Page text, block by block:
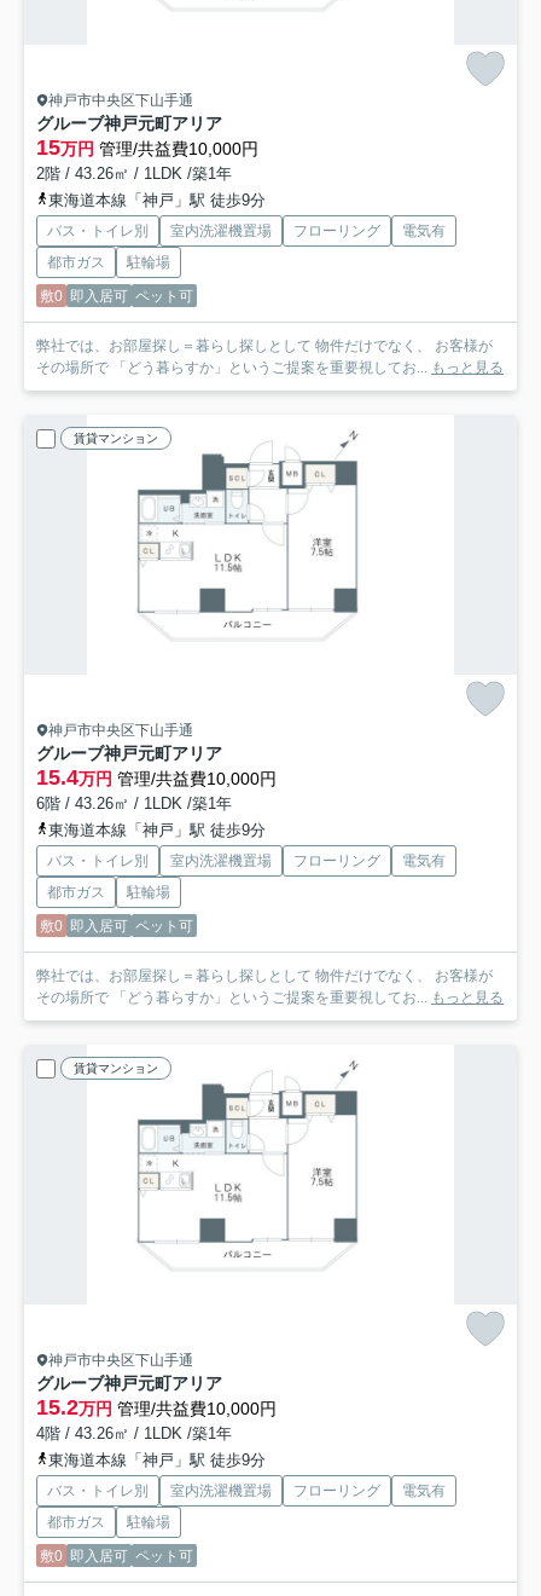
神戸市中央区下山手通
グルーブ神戸元町アリア
15万円 管理/共益費10,000円
2階 / 43.26㎡ / 1LDK /築1年
東海道本線「神戸」駅 徒歩9分
バス・トイレ別 室内洗濯機置場 フローリング
電気有
都市ガス
駐輪場
敷0 即入居可 ペット可
弊社では、お部屋探し＝暮らし探しとして 物件だけでなく、 お客様が
その場所で 「どう暮らすか」というご提案を重要視してお... もっと見る
賃貸マンション
神戸市中央区下山手通
グルーブ神戸元町アリア
15.4万円 管理/共益費10,000円
6階 / 43.26㎡ / 1LDK /築1年
東海道本線「神戸」駅 徒歩9分
バス・トイレ別 室内洗濯機置場 フローリング
電気有
都市ガス
駐輪場
敷0 即入居可 ペット可
弊社では、お部屋探し＝暮らし探しとして 物件だけでなく、 お客様が
その場所で 「どう暮らすか」というご提案を重要視してお... もっと見る
賃貸マンション
神戸市中央区下山手通
グルーブ神戸元町アリア
15.2万円 管理/共益費10,000円
4階 / 43.26㎡ / 1LDK /築1年
東海道本線「神戸」駅 徒歩9分
バス・トイレ別 室内洗濯機置場 フローリング
電気有
都市ガス
駐輪場
敷0 即入居可 ペット可